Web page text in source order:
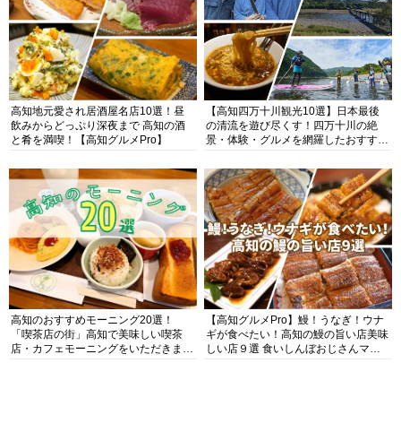
高知地元愛され居酒屋名店10選！昼
飲みからどっぷり深夜まで 高知の酒
と肴を満喫！【高知グルメPro】
【高知四万十川観光10選】日本最後
の清流を遊び尽くす！四万十川の絶
景・体験・グルメを網羅したおすすめ
高知のおすすめモーニング20選！
「喫茶店の街」高知で美味しい喫茶
店・カフェモーニングをいただきま
【高知グルメPro】鰻！うなぎ！ウナ
ギが食べたい！高知の鰻の旨い店美味
しい店９選 食いしんぼおじさんマッ